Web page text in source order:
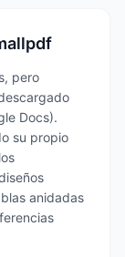
pero
Docs).
su propio
anidadas